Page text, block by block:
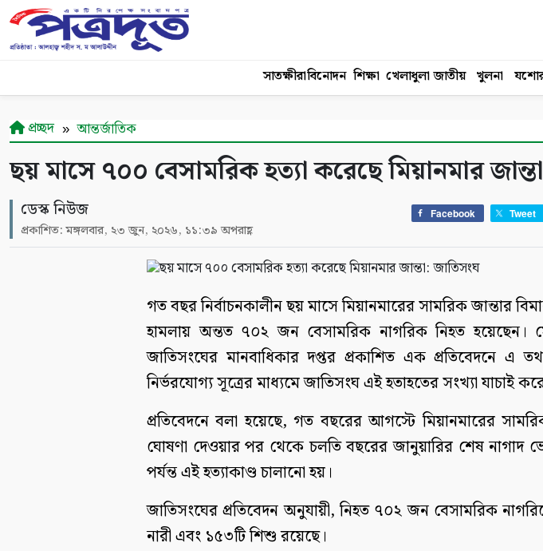
সাতক্ষীরাবিনোদন শিক্ষা খেলাধুলা জাতীয় খুলনা
প্রচ্ছদ আন্তর্জাতিক
ছয় মাসে ৭০০ বেসামরিক হত্যা করেছে মিয়ানমার
ডেস্ক নিউজ
প্রকাশিত: মঙ্গলবার, ২৩ জুন, ২০২৬, ১১:৩৯ অপরাহ্ণ
Facebook Tweet
গত বছর নির্বাচনকালীন ছয় মাসে মিয়ানমারের সামরিক জান্তার
হামলায় অন্তত ৭০২ জন বেসামরিক নাগরিক নিহত
জাতিসংঘের মানবাধিকার দপ্তর প্রকাশিত এক প্রতিবেদনে এ
নির্ভরযোগ্য সূত্রের মাধ্যমে জাতিসংঘ এই হতাহতের সংখ্যা যাচাই
প্রতিবেদনে বলা হয়েছে, গত বছরের আগস্টে মিয়ানমারের সামরিক
ঘোষণা দেওয়ার পর থেকে চলতি বছরের জানুয়ারির শেষ নাগাদ
পর্যন্ত এই হত্যাকাণ্ড চালানো হয়।
জাতিসংঘের প্রতিবেদন অনুযায়ী, নিহত ৭০২ জন বেসামরিক
নারী এবং ১৫৩টি শিশু রয়েছে।